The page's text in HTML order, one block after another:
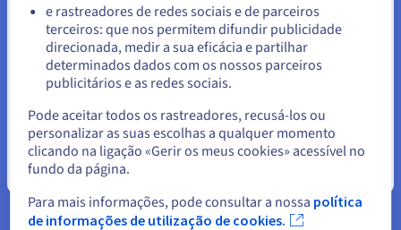
Etapa 2: com a criação de um site
Se escolheu uma oferta de alojamento web para criar um site
ao mesmo tempo que o seu endereço de e-mail
personalizado, siga estes passos adicionais.
Escolha a solução de alojamento web que melhor
corresponde às necessidades do seu site.
Procure o nome de domínio desejado na extensão à sua
escolha para que corresponda à sua atividade e
identidade online.
Efetue a sua encomenda de alojamento e de nome de
domínio.
Ficar no website atual
Selecionar outro website
e rastreadores de redes sociais e de parceiros
terceiros: que nos permitem difundir publicidade
direcionada, medir a sua eficácia e partilhar
determinados dados com os nossos parceiros
publicitários e as redes sociais.
Pode aceitar todos os rastreadores, recusá-los ou
personalizar as suas escolhas a qualquer momento
clicando na ligação «Gerir os meus cookies» acessível no
fundo da página.
Para mais informações, pode consultar a nossa política
de informações de utilização de cookies.